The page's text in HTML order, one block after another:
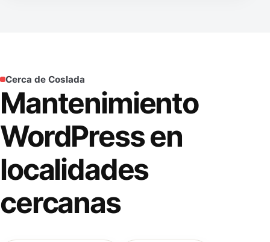
Cerca de Coslada
Mantenimiento
WordPress en
localidades
cercanas